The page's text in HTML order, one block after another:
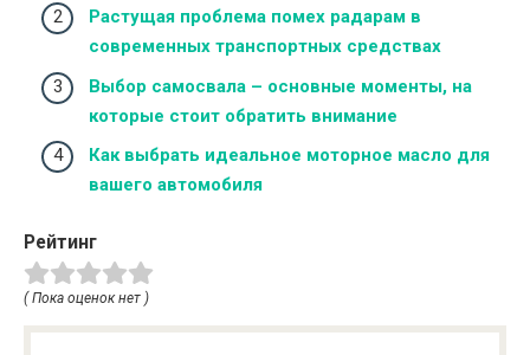
Растущая проблема помех радарам в
современных транспортных средствах
Выбор самосвала – основные моменты, на
которые стоит обратить внимание
Как выбрать идеальное моторное масло для
вашего автомобиля
Рейтинг
( Пока оценок нет )